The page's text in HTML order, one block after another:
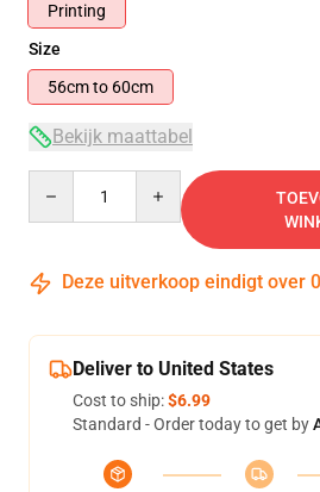
Printing
Size
56cm to 60cm
Bekijk maattabel
Deze uitverkoop eindigt over
Deliver to United States
Cost to ship:$6.99
Standard - Order today to get by